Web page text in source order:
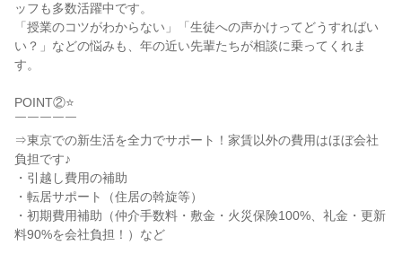
ッフも多数活躍中です。
「授業のコツがわからない」「生徒への声かけってどうすればい
い？」などの悩みも、年の近い先輩たちが相談に乗ってくれま
す。
POINT②⭐
￣￣￣￣￣
⇒東京での新生活を全力でサポート！家賃以外の費用はほぼ会社
負担です♪
・引越し費用の補助
・転居サポート（住居の斡旋等）
・初期費用補助（仲介手数料・敷金・火災保険100%、礼金・更新
料90%を会社負担！）など